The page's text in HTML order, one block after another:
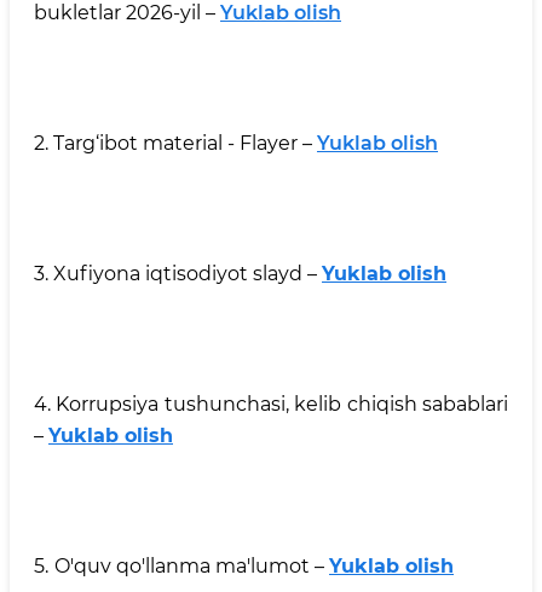
bukletlar 2026-yil – Yuklab olish
2. Targ‘ibot material - Flayer – Yuklab olish
3. Xufiyona iqtisodiyot slayd – Yuklab olish
4. Korrupsiya tushunchasi, kelib chiqish sabablari
– Yuklab olish
5. O'quv qo'llanma ma'lumot – Yuklab olish